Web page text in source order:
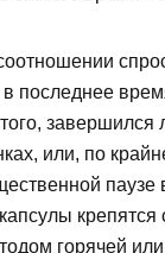
последнее
завершился
или, по
горячей